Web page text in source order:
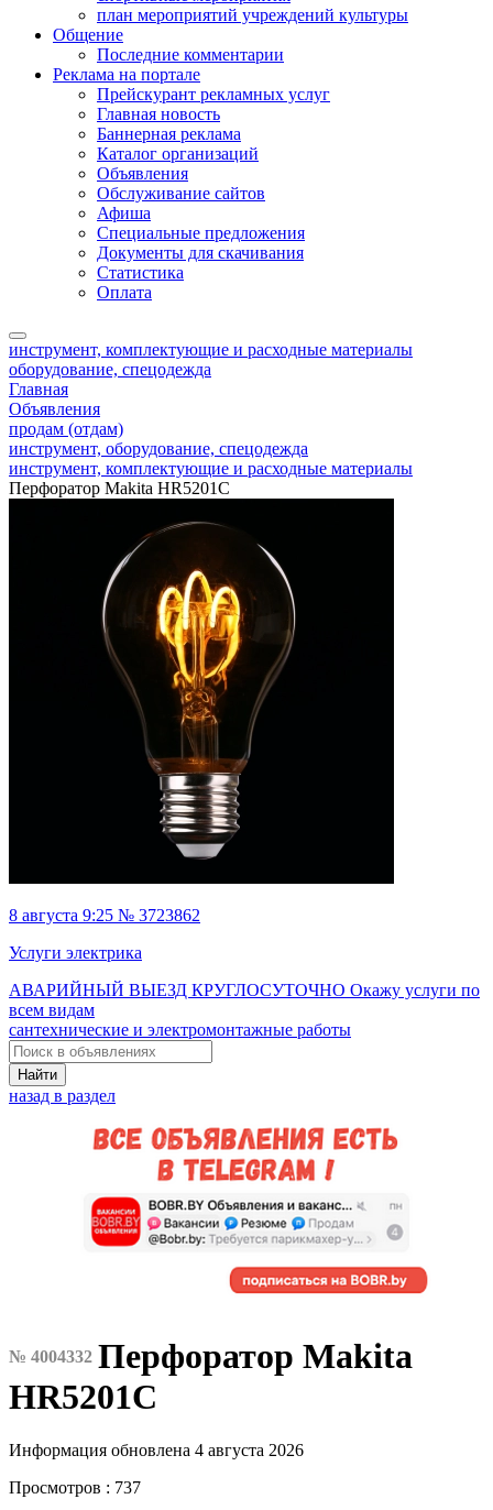
план мероприятий учреждений культуры
Общение
Последние комментарии
Реклама на портале
Прейскурант рекламных услуг
Главная новость
Баннерная реклама
Каталог организаций
Объявления
Обслуживание сайтов
Афиша
Специальные предложения
Документы для скачивания
Статистика
Оплата
инструмент, комплектующие и расходные материалы
оборудование, спецодежда
Главная
Объявления
продам (отдам)
инструмент, оборудование, спецодежда
инструмент, комплектующие и расходные материалы
Перфоратор Makita HR5201C
8 августа 9:25 № 3723862
Услуги электрика
АВАРИЙНЫЙ ВЫЕЗД КРУГЛОСУТОЧНО Окажу услуги по
всем видам
сантехнические и электромонтажные работы
Найти
назад в раздел
№ 4004332 Перфоратор Makita
HR5201C
Информация обновлена 4 августа 2026
Просмотров : 737